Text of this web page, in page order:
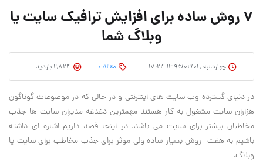
7 روش ساده براي افزايش ترافيک سايت يا
وبلاگ شما
چهارشنبه , ۱۳۹۵/۰۲/۰۱ ۱۷:۲۴ مقالات
در دنياي گسترده وب سايت هاي اينترنتي و در حالي که در موضوعات گوناگون
هزاران سايت مشغول به کار هستند مهمترين دغدغه مديران سايت ها جذب
مخاطبان بيشتر براي سايت مي باشد. در اينجا قصد داريم اشاره اي داشته
باشيم به هفت روش بسيار ساده ولي موثر براي جذب مخاطب براي سايت يا
وبلاگ.